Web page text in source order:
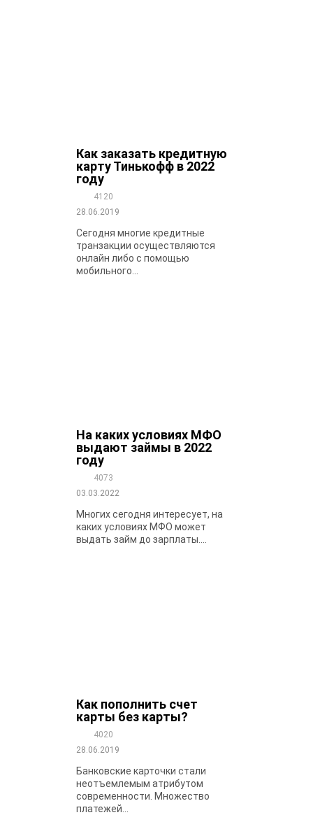
Как заказать кредитную
карту Тинькофф в 2022
году
4120
28.06.2019
Сегодня многие кредитные
транзакции осуществляются
онлайн либо с помощью
мобильного...
На каких условиях МФО
выдают займы в 2022
году
4073
03.03.2022
Многих сегодня интересует, на
каких условиях МФО может
выдать займ до зарплаты....
Как пополнить счет
карты без карты?
4020
28.06.2019
Банковские карточки стали
неотъемлемым атрибутом
современности. Множество
платежей...